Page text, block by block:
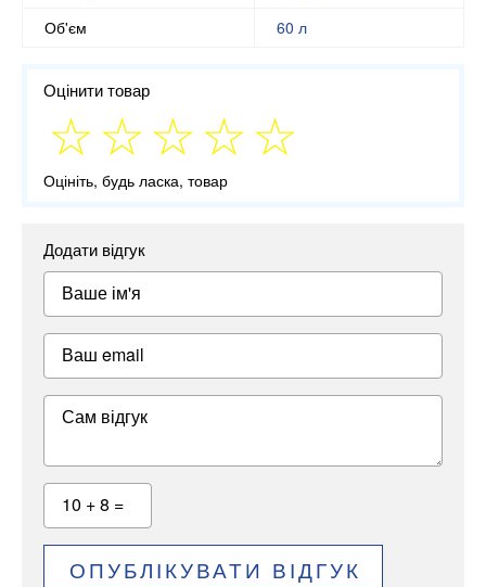
Об'єм
60 л
Оцінити товар
Оцініть, будь ласка, товар
Додати відгук
Ваше ім'я
Ваш email
Сам відгук
10 + 8 =
ОПУБЛІКУВАТИ ВІДГУК